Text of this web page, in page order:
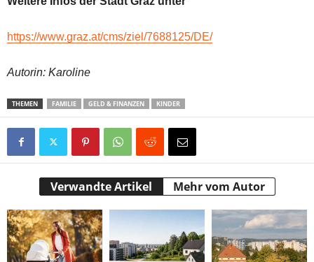
https://www.graz.at/cms/ziel/7688125/DE/
Autorin: Karoline
THEMEN FAMILIE GELD & FINANZEN KINDER
Verwandte Artikel Mehr vom Autor